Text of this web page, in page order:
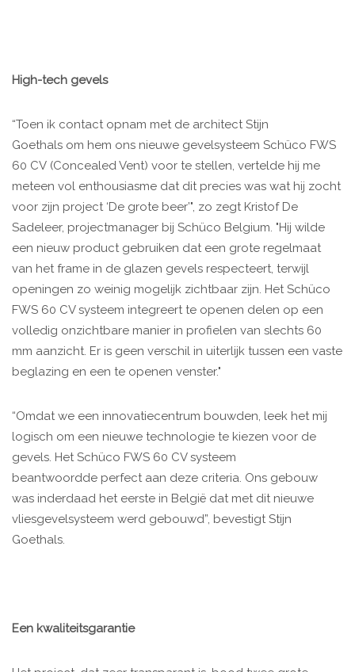
High-tech gevels
“Toen ik contact opnam met de architect Stijn
Goethals om hem ons nieuwe gevelsysteem Schüco FWS
60 CV (Concealed Vent) voor te stellen, vertelde hij me
meteen vol enthousiasme dat dit precies was wat hij zocht
voor zijn project ‘De grote beer’", zo zegt Kristof De
Sadeleer, projectmanager bij Schüco Belgium. "Hij wilde
een nieuw product gebruiken dat een grote regelmaat
van het frame in de glazen gevels respecteert, terwijl
openingen zo weinig mogelijk zichtbaar zijn. Het Schüco
FWS 60 CV systeem integreert te openen delen op een
volledig onzichtbare manier in profielen van slechts 60
mm aanzicht. Er is geen verschil in uiterlijk tussen een vaste
beglazing en een te openen venster."
“Omdat we een innovatiecentrum bouwden, leek het mij
logisch om een nieuwe technologie te kiezen voor de
gevels. Het Schüco FWS 60 CV systeem
beantwoordde perfect aan deze criteria. Ons gebouw
was inderdaad het eerste in België dat met dit nieuwe
vliesgevelsysteem werd gebouwd”, bevestigt Stijn
Goethals.
Een kwaliteitsgarantie